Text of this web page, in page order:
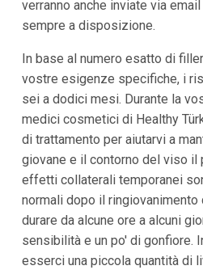
verranno anche inviate via
sempre a disposizione.
In base al numero esatto di
vostre esigenze specifiche, i
sei a dodici mesi. Durante la
medici cosmetici di Healthy
di trattamento per aiutarvi a
giovane e il contorno del viso il
effetti collaterali temporanei
normali dopo il
durare da alcune ore a alcuni
sensibilità e un po' di gonfiore.
esserci una piccola quantità di